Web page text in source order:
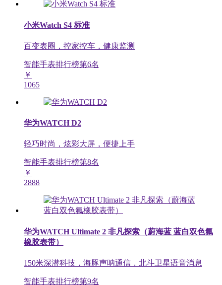
小米Watch S4 标准
百变表圈，控家控车，健康监测
智能手表排行榜第6名
￥
1065
华为WATCH D2
轻巧时尚，炫彩大屏，便捷上手
智能手表排行榜第8名
￥
2888
华为WATCH Ultimate 2 非凡探索（蔚海蓝 蓝白双色氟
橡胶表带）
150米深潜科技，海豚声呐通信，北斗卫星语音消息
智能手表排行榜第9名